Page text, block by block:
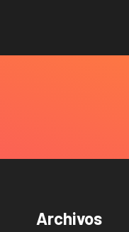
Archivos